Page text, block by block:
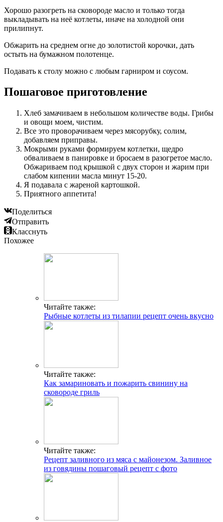
Хорошо разогреть на сковороде масло и только тогда
выкладывать на неё котлеты, иначе на холодной они
прилипнут.
Обжарить на среднем огне до золотистой корочки, дать
остыть на бумажном полотенце.
Подавать к столу можно с любым гарниром и соусом.
Пошаговое приготовление
Хлеб замачиваем в небольшом количестве воды. Грибы
и овощи моем, чистим.
Все это проворачиваем через мясорубку, солим,
добавляем приправы.
Мокрыми руками формируем котлетки, щедро
обваливаем в панировке и бросаем в разогретое масло.
Обжариваем под крышкой с двух сторон и жарим при
слабом кипении масла минут 15-20.
Я подавала с жареной картошкой.
Приятного аппетита!
Поделиться
Отправить
Класснуть
Похожее
Читайте также:
Рыбные котлеты из тилапии рецепт очень вкусно
Читайте также:
Как замариновать и пожарить свинину на
сковороде гриль
Читайте также:
Рецепт заливного из мяса с майонезом. Заливное
из говядины пошаговый рецепт с фото